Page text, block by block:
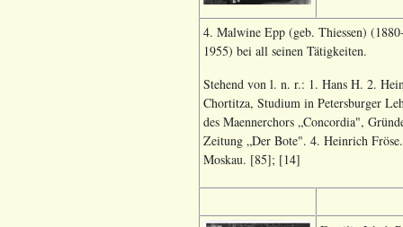
4. Malwine Epp (geb. Thiessen)
1955) bei all seinen Tätigkeiten.
Stehend von l. n. r.: 1. Hans H. 2.
Chortitza, Studium in Petersburger
des Maennerchors „Concordia",
Zeitung „Der Bote". 4. Heinrich
Moskau. [85]; [14]